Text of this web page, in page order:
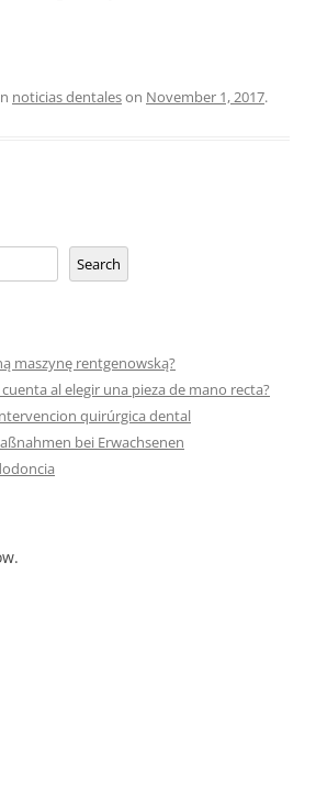
noticias dentaleson November 1, 2017.
Search
maszynę rentgenowską?
al elegir una pieza de mano recta?
quirúrgica dental
bei Erwachsenen